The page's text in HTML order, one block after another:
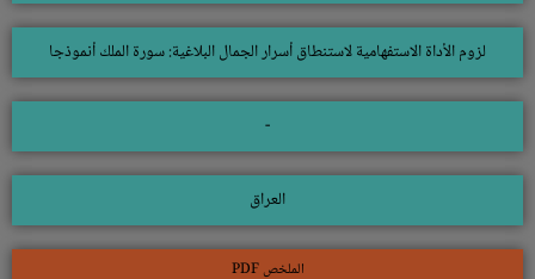
لزوم الأداة الاستفهامية لاستنطاق أسرار الجمال البلاغية: سورة الملك أنموذجا
-
العراق
الملخص PDF